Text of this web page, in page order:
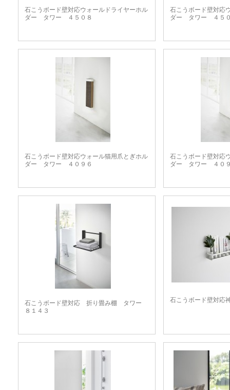
石こうボード壁対応ウォールドライヤーホル
ダー タワー ４５０８
石こうボード壁対応
ダー タワー ４５
石こうボード壁対応ウォール猫用爪とぎホル
ダー タワー ４０９６
石こうボード壁対応
ダー タワー ４０
石こうボード壁対応 折り畳み棚 タワー
８１４３
石こうボード壁対